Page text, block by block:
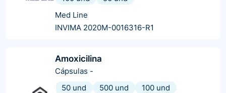
Med Line
INVIMA 2020M-0016316-R1
Amoxicilina
Cápsulas -
50 und
500 und
100 und